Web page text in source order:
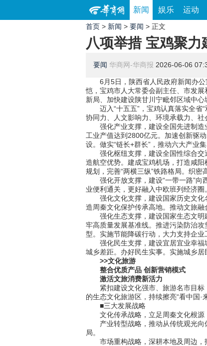
新闻 娱乐 运动
首页 > 新闻 > 要闻 > 正文
八项举措 宝鸡聚
要闻 华商网-华商报 2026-06-06
6月5日，陕西省人民政府新闻办公室
恺，宝鸡市人大常委会副主任、市发
新局、加快建设陕甘川宁毗邻区域中心
迈入“十五五”，宝鸡认真落实全省“
协同力、人文影响力、环境承载力、
强化产业支撑，建设全国先进制造业
工业产值达到2800亿元。加速创新驱
设。做实“链长+群长”，推动六大产业
强化枢纽支撑，建设全国性综合交通
造航空优势。建成宝鸡机场，打造咸
规划，完善“两横三纵”铁路格局。织
强化开放支撑，建设“一带一路”向
业便利通关，更好融入中欧班列经济
强化文化支撑，建设国家历史文化
造周秦文化保护传承高地。推动文旅
强化生态支撑，建设国家生态文明
牢高质量发展基准线。推进污染防治
型。实施节能降碳行动，大力支持企
强化民生支撑，建设宜居宜业幸福城
城乡差距。办好民生实事。实施城乡居
>>文化旅游
整合优质产品 创新营销模式
激活文旅消费新活力
紧扣建设文化强市、旅游名市目标
的生态文化旅游区，持续擦亮“看中国·
■三大发展战略
文化传承战略，立足周秦文化根源，
产业转型战略，推动从传统观光向
局。
市场重构战略，深耕本地及周边，